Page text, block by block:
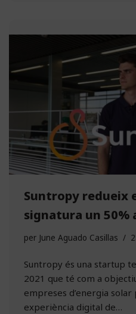
Suntropy redueix
signatura un 50%
per June Aguado Casillas
Suntropy és una startup
2021 que té com a
empreses d’energia
experiència digital de…